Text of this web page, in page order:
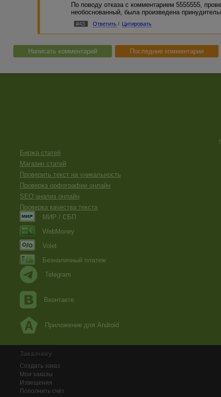
По поводу отказа с комментарием 5555555,
необоснованный, была произведена
#43 Ответить / Цитировать
Написать комментарий Последние комментарии
Биржа статей
Магазин статей
Проверить текст на уникальность
Проверка орфографии онлайн
SEO анализ онлайн
Проверка качества текста
МИР / СБП
WebMoney
Volet
Безналичный платеж
Telegram
Вконтакте
Приложение для Android
Заказчику
Создать заказ
Мои заказы
Извещения
Пополнить счёт